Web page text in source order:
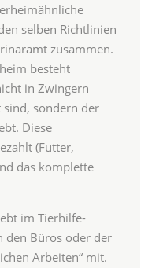
selben Richtlinien
zusammen.
besteht
in Zwingern
sondern der
Diese
(Futter,
das komplette
im Tierhilfe-
den Büros oder der
Arbeiten“ mit.